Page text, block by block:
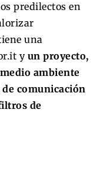
predilectos en
una
yun proyecto,
ambiente
comunicación
de